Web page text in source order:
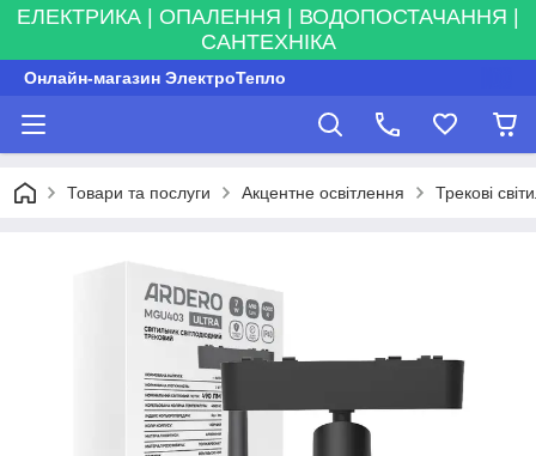
ЕЛЕКТРИКА | ОПАЛЕННЯ | ВОДОПОСТАЧАННЯ |
САНТЕХНІКА
Онлайн-магазин ЭлектроТепло
Товари та послуги Акцентне освітлення Трекові